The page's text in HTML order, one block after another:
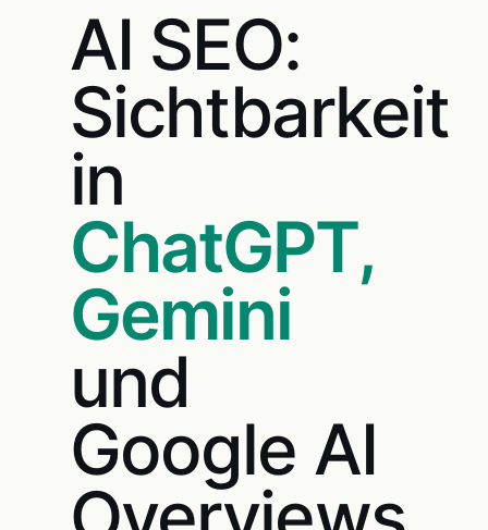
AI SEO:
Sichtbarkeit
in
ChatGPT,
Gemini
und
Google AI